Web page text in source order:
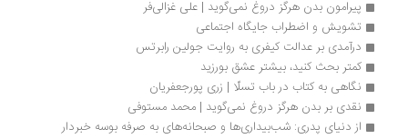
پیرامون بدن هرگز دروغ نمی‌گوید | علی غزالی‌فر
تشویش و اضطراب جایگاه اجتماعی
درآمدی بر عدالت کیفری به روایت جولین رابرتس
کمتر بحث کنید، بیشتر عشق بورزید
نگاهی به کتاب در باب تسلّا | زری پورجعفریان
نقدی بر بدن هرگز دروغ نمی‌گوید | محمد مستوفی
از دنیای پدری: شب‌بیداری‌ها و صبحانه‌های به صرفه بوسه خبردار